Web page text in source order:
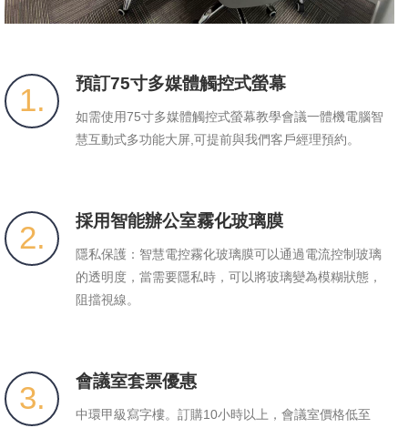
1. 預訂75寸多媒體觸控式螢幕
如需使用75寸多媒體觸控式螢幕教學會議一體機電腦智
慧互動式多功能大屏,可提前與我們客戶經理預約。
2. 採用智能辦公室霧化玻璃膜
隱私保護：智慧電控霧化玻璃膜可以通過電流控制玻璃
的透明度，當需要隱私時，可以將玻璃變為模糊狀態，
阻擋視線。
3. 會議室套票優惠
中環甲級寫字樓。訂購10小時以上，會議室價格低至